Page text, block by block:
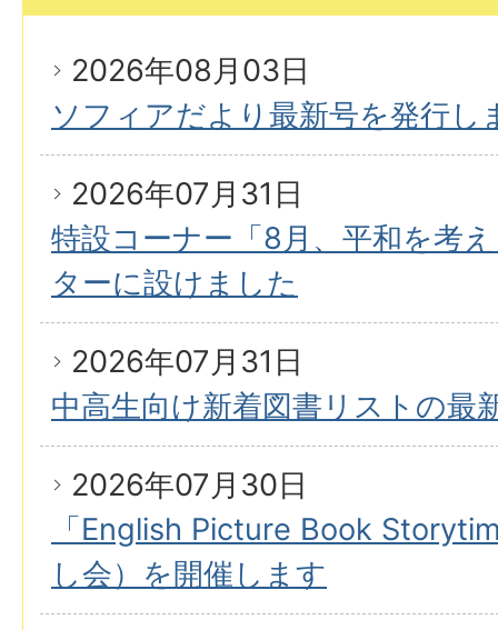
2026年08月03日
ソフィアだより最新号を発行し
2026年07月31日
特設コーナー「8月、平和を考
ターに設けました
2026年07月31日
中高生向け新着図書リストの最
2026年07月30日
「English Picture Book
し会）を開催します